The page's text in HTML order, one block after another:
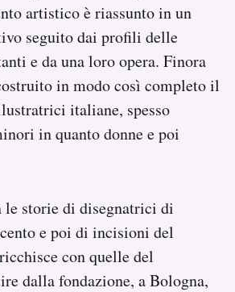
artistico è riassunto in un
seguito dai profili delle
e da una loro opera. Finora
in modo così completo il
italiane, spesso
in quanto donne e poi
storie di disegnatrici di
e poi di incisioni del
con quelle del
dalla fondazione, a Bologna,